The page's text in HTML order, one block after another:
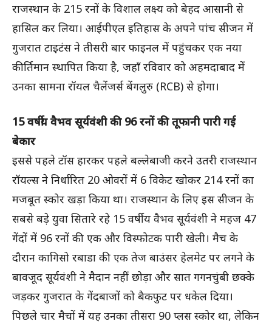
राजस्थान के 215 रनों के विशाल लक्ष्य को बेहद आसानी से
हासिल कर लिया। आईपीएल इतिहास के अपने पांच सीजन में
गुजरात टाइटंस ने तीसरी बार फाइनल में पहुंचकर एक नया
कीर्तिमान स्थापित किया है, जहाँ रविवार को अहमदाबाद में
उनका सामना रॉयल चैलेंजर्स बेंगलुरु (RCB) से होगा।
15 वर्षीय वैभव सूर्यवंशी की 96 रनों की तूफानी पारी गई
बेकार
इससे पहले टॉस हारकर पहले बल्लेबाजी करने उतरी राजस्थान
रॉयल्स ने निर्धारित 20 ओवरों में 6 विकेट खोकर 214 रनों का
मजबूत स्कोर खड़ा किया था। राजस्थान के लिए इस सीजन के
सबसे बड़े युवा सितारे रहे 15 वर्षीय वैभव सूर्यवंशी ने महज 47
गेंदों में 96 रनों की एक और विस्फोटक पारी खेली। मैच के
दौरान कागिसो रबाडा की एक तेज बाउंसर हेलमेट पर लगने के
बावजूद सूर्यवंशी ने मैदान नहीं छोड़ा और सात गगनचुंबी छक्के
जड़कर गुजरात के गेंदबाजों को बैकफुट पर धकेल दिया।
पिछले चार मैचों में यह उनका तीसरा 90 प्लस स्कोर था, लेकिन